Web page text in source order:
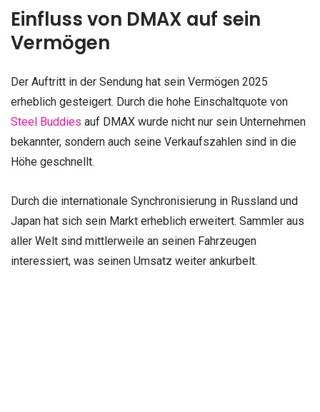
Einfluss von DMAX auf sein
Vermögen
Der Auftritt in der Sendung hat sein Vermögen 2025
erheblich gesteigert. Durch die hohe Einschaltquote von
Steel Buddies auf DMAX wurde nicht nur sein Unternehmen
bekannter, sondern auch seine Verkaufszahlen sind in die
Höhe geschnellt.
Durch die internationale Synchronisierung in Russland und
Japan hat sich sein Markt erheblich erweitert. Sammler aus
aller Welt sind mittlerweile an seinen Fahrzeugen
interessiert, was seinen Umsatz weiter ankurbelt.